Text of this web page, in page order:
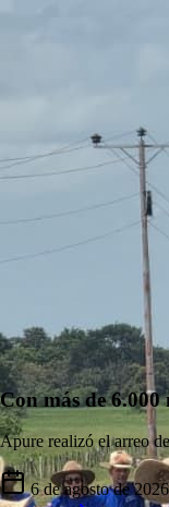
Con más de
Apure realizó el arreo
6 de agosto de 2026